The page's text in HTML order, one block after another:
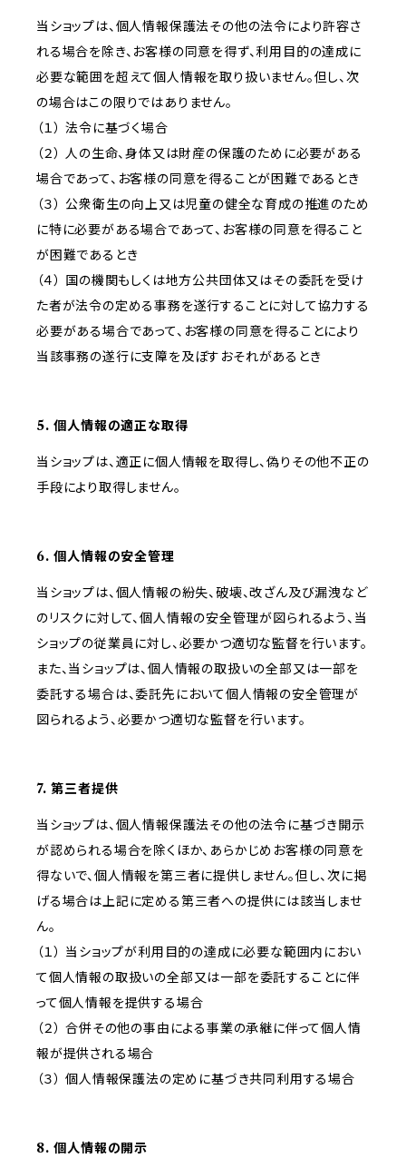
当ショップは、個人情報保護法その他の法令により許容さ
れる場合を除き、お客様の同意を得ず、利用目的の達成に
必要な範囲を超えて個人情報を取り扱いません。但し、次
の場合はこの限りではありません。
（１） 法令に基づく場合
（２） 人の生命、身体又は財産の保護のために必要がある
場合であって、お客様の同意を得ることが困難であるとき
（３） 公衆衛生の向上又は児童の健全な育成の推進のため
に特に必要がある場合であって、お客様の同意を得ること
が困難であるとき
（４） 国の機関もしくは地方公共団体又はその委託を受け
た者が法令の定める事務を遂行することに対して協力する
必要がある場合であって、お客様の同意を得ることにより
当該事務の遂行に支障を及ぼすおそれがあるとき
5. 個人情報の適正な取得
当ショップは、適正に個人情報を取得し、偽りその他不正の
手段により取得しません。
6. 個人情報の安全管理
当ショップは、個人情報の紛失、破壊、改ざん及び漏洩など
のリスクに対して、個人情報の安全管理が図られるよう、当
ショップの従業員に対し、必要かつ適切な監督を行います。
また、当ショップは、個人情報の取扱いの全部又は一部を
委託する場合は、委託先において個人情報の安全管理が
図られるよう、必要かつ適切な監督を行います。
7. 第三者提供
当ショップは、個人情報保護法その他の法令に基づき開示
が認められる場合を除くほか、あらかじめお客様の同意を
得ないで、個人情報を第三者に提供しません。但し、次に掲
げる場合は上記に定める第三者への提供には該当しませ
ん。
（１） 当ショップが利用目的の達成に必要な範囲内におい
て個人情報の取扱いの全部又は一部を委託することに伴
って個人情報を提供する場合
（２） 合併その他の事由による事業の承継に伴って個人情
報が提供される場合
（３） 個人情報保護法の定めに基づき共同利用する場合
8. 個人情報の開示